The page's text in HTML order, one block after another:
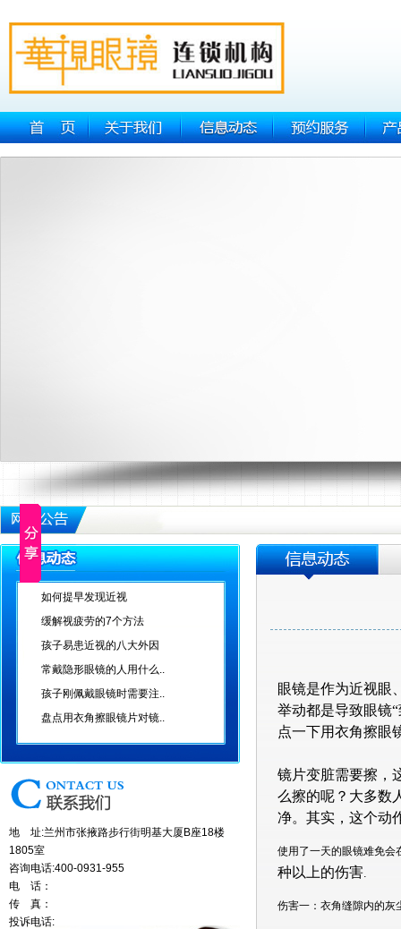
如何提早发现近视
缓解视疲劳的7个方法
孩子易患近视的八大外因
常戴隐形眼镜的人用什么..
孩子刚佩戴眼镜时需要注..
盘点用衣角擦眼镜片对镜..
地 址:兰州市张掖路步行街明基大厦B座18楼
1805室
咨询电话:400-0931-955
电 话：
传 真：
投诉电话:
眼镜是作为近视眼
举动都是导致眼镜
点一下用衣角擦眼
镜片变脏需要擦，
么擦的呢？大多数
净。其实，这个动
使用了一天的眼镜难免会
种以上的伤害.
伤害一： 衣角缝隙内的灰